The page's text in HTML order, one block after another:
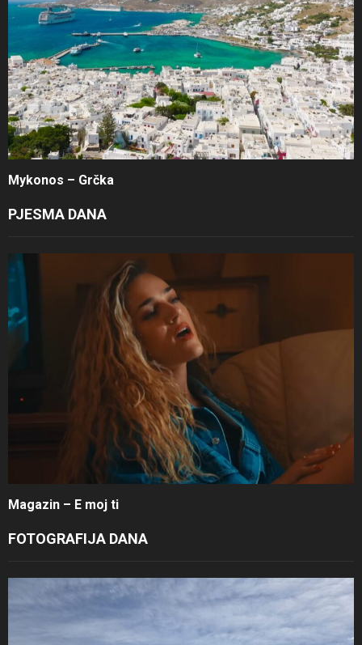
Mykonos – Grčka
PJESMA DANA
Magazin – E moj ti
FOTOGRAFIJA DANA